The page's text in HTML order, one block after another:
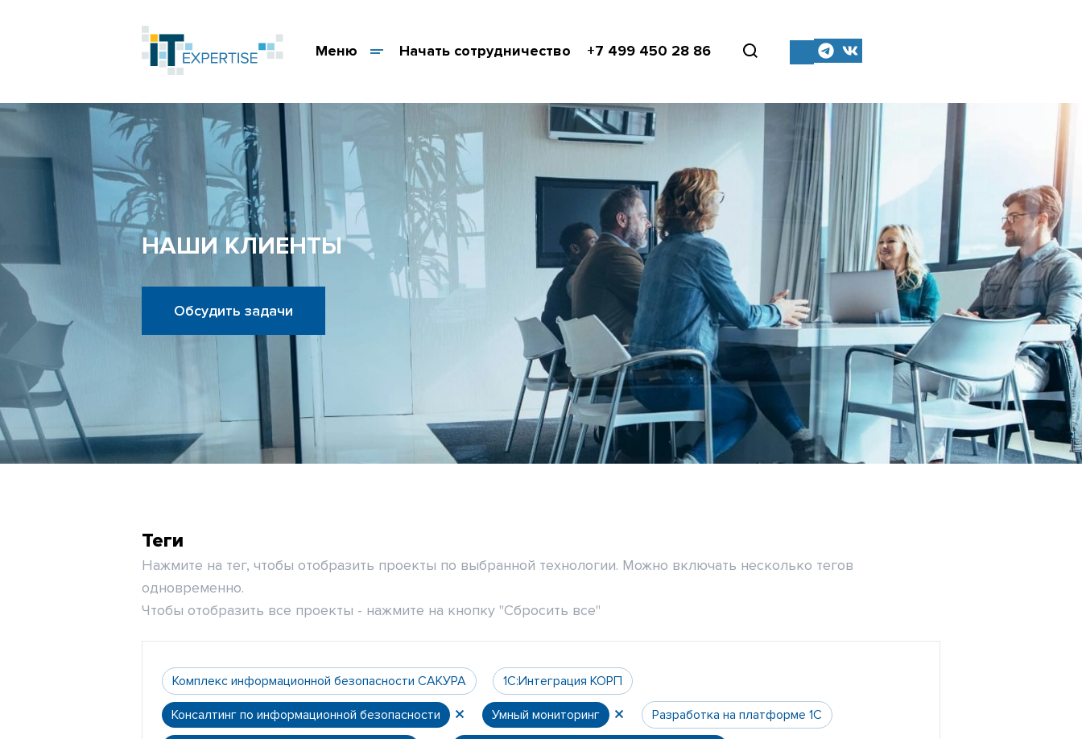
Меню Начать сотрудничество +7 499 450 28 86
НАШИ КЛИЕНТЫ
Обсудить задачи
Теги
Нажмите на тег, чтобы отобразить проекты по выбранной технологии. Можно включать несколько тегов
одновременно.
Чтобы отобразить все проекты - нажмите на кнопку "Сбросить все"
Комплекс информационной безопасности САКУРА 1С:Интеграция КОРП
Консалтинг по информационной безопасности Умный мониторинг Разработка на платформе 1С